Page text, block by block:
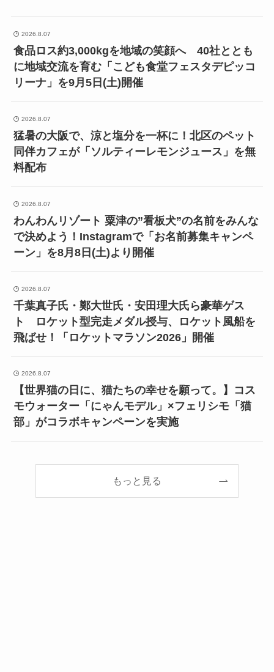
2026.8.07
食品ロス約3,000kgを地域の笑顔へ 40社ととも
に地域交流を育む「こども食堂フェスタデピッコ
リーナ」を9月5日(土)開催
2026.8.07
猛暑の大阪で、涼と塩分を一杯に！北区のペット
同伴カフェが「ソルティーレモンジュース」を無
料配布
2026.8.07
わんわんリゾート 粟津の”看板犬”の名前をみんな
で決めよう！Instagramで「お名前募集キャンペ
ーン」を8月8日(土)より開催
2026.8.07
千葉真子氏・鄭大世氏・安田理大氏ら豪華ゲス
ト ロケット型完走メダル授与、ロケット風船を
飛ばせ！「ロケットマラソン2026」開催
2026.8.07
【世界猫の日に、猫たちの幸せを願って。】コス
モウォーター「にゃんモデル」×フェリシモ「猫
部」がコラボキャンペーンを実施
もっと見る